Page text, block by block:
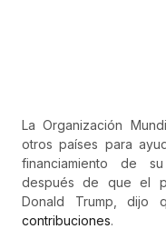
La Organización
otros países para
financiamiento de
después de que el
Donald Trump, dijo
contribuciones.